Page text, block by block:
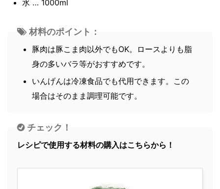
水 … 1000ml
材料のポイント：
豚肉は豚こま肉以外でもOK。ロースよりも脂
身の多いバラ等がおすすめです。
いんげんは冷凍食品でも代用できます。この
場合はそのまま調理可能です。
チェック！
レシピで使用する材料の購入はこちらから！